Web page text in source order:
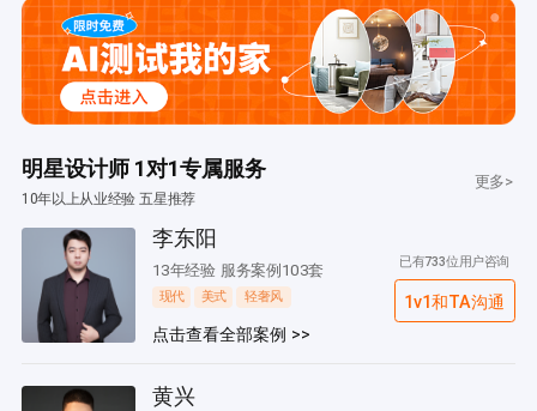
明星设计师 1对1专属服务
10年以上从业经验 五星推荐
更多>
李东阳
13年经验 服务案例103套
现代 美式 轻奢风
点击查看全部案例 >>
已有733位用户咨询
1v1和TA沟通
黄兴